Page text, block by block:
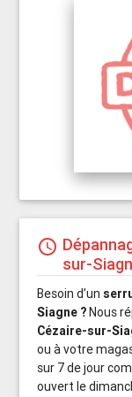
schedule
sur-
Besoin d’un
Siagne ?Nous
Cézaire-sur-
ou à votre
sur 7 de jour
ouvert le